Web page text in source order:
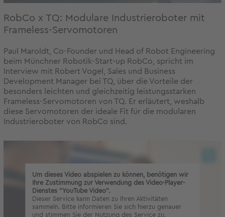
RobCo x TQ: Modulare Industrieroboter mit
Frameless-Servomotoren
Paul Maroldt, Co-Founder und Head of Robot Engineering
beim Münchner Robotik-Start-up RobCo, spricht im
Interview mit Robert Vogel, Sales und Business
Development Manager bei TQ, über die Vorteile der
besonders leichten und gleichzeitig leistungsstarken
Frameless-Servomotoren von TQ. Er erläutert, weshalb
diese Servomotoren der ideale Fit für die modularen
Industrieroboter von RobCo sind.
Um dieses Video abspielen zu können, benötigen wir
Ihre Zustimmung zur Verwendung des Video-Player-
Dienstes "YouTube Video".
Dieser Service kann Daten zu Ihren Aktivitäten
sammeln. Bitte informieren Sie sich hierzu genauer
und stimmen Sie der Nutzung des Service zu.